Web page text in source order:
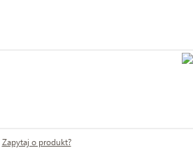
Zapytaj o produkt?